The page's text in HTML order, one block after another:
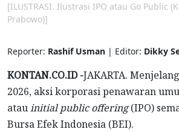
[ILUSTRASI. Ilustrasi IPO atau Go Public
Prabowo)]
Reporter: Rashif Usman | Editor: Dikky
KONTAN.CO.ID -JAKARTA.
2026, aksi korporasi penawaran
atauinitial public offering(IPO)
Bursa Efek Indonesia (BEI).